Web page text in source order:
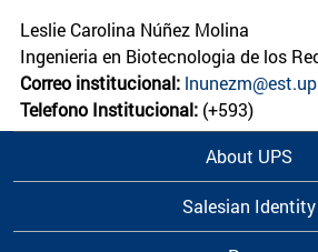
Leslie Carolina Núñez Molina
Ingenieria en Biotecnologia de los
Correo institucional:
Telefono Institucional: (+593)
About UPS
Salesian Identity